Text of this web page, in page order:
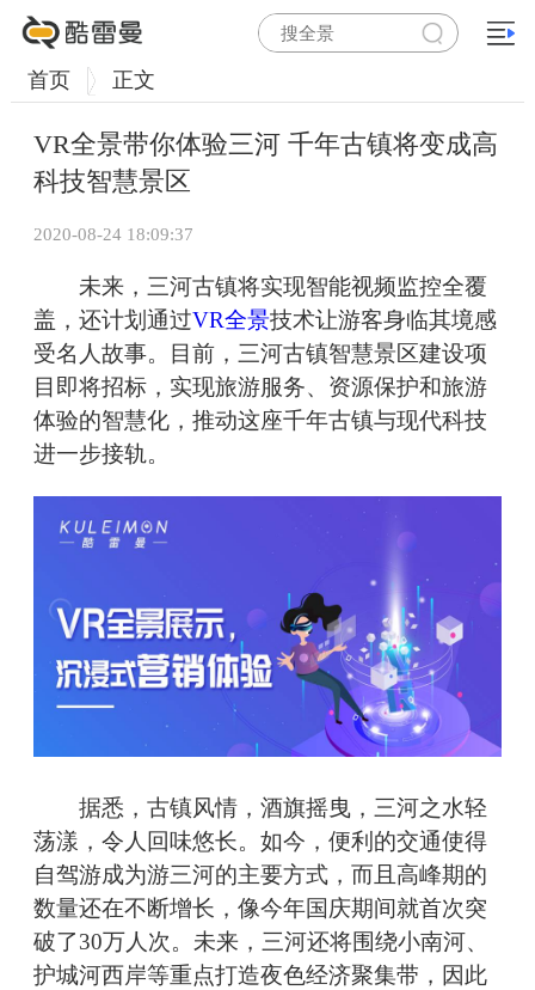
首页 正文
VR全景带你体验三河 千年古镇将变成高
科技智慧景区
2020-08-24 18:09:37
未来，三河古镇将实现智能视频监控全覆
盖，还计划通过VR全景技术让游客身临其境感
受名人故事。目前，三河古镇智慧景区建设项
目即将招标，实现旅游服务、资源保护和旅游
体验的智慧化，推动这座千年古镇与现代科技
进一步接轨。
据悉，古镇风情，酒旗摇曳，三河之水轻
荡漾，令人回味悠长。如今，便利的交通使得
自驾游成为游三河的主要方式，而且高峰期的
数量还在不断增长，像今年国庆期间就首次突
破了30万人次。未来，三河还将围绕小南河、
护城河西岸等重点打造夜色经济聚集带，因此